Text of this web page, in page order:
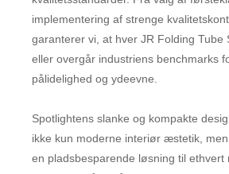
implementering af strenge
garanterer vi, at hver JR Folding Tube
eller overgår industriens benchmarks
pålidelighed og ydeevne.
Spotlightens slanke og kompakte
ikke kun moderne interiør æstetik,
en pladsbesparende løsning til ethvert